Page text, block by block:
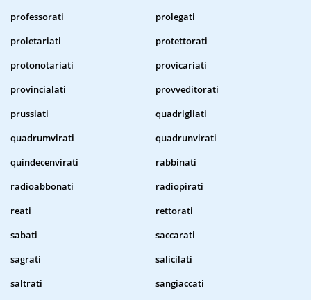
professorati
prolegati
proletariati
protettorati
protonotariati
provicariati
provincialati
provveditorati
prussiati
quadrigliati
quadrumvirati
quadrunvirati
quindecenvirati
rabbinati
radioabbonati
radiopirati
reati
rettorati
sabati
saccarati
sagrati
salicilati
saltrati
sangiaccati